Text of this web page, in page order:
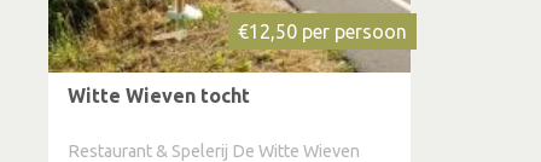
€12,50 per persoon
Witte Wieven tocht
Restaurant & Spelerij De Witte Wieven